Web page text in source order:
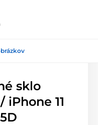
sklo
iPhone 11